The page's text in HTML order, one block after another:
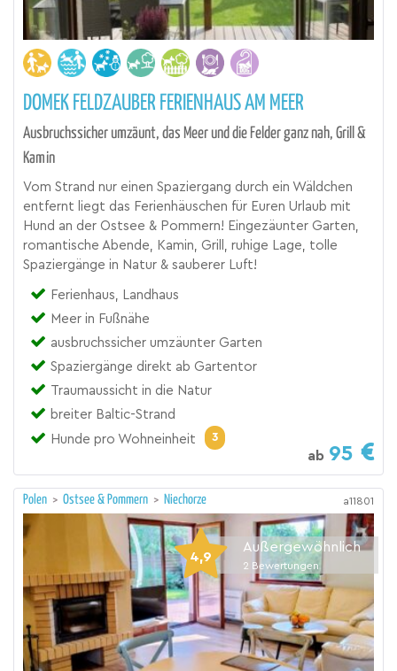
DOMEK FELDZAUBER FERIENHAUS AM MEER
Ausbruchssicher umzäunt, das Meer und die Felder ganz nah, Grill &
Kamin
Vom Strand nur einen Spaziergang durch ein Wäldchen
entfernt liegt das Ferienhäuschen für Euren Urlaub mit
Hund an der Ostsee & Pommern! Eingezäunter Garten,
romantische Abende, Kamin, Grill, ruhige Lage, tolle
Spaziergänge in Natur & sauberer Luft!
Ferienhaus, Landhaus
Meer in Fußnähe
ausbruchssicher umzäunter Garten
Spaziergänge direkt ab Gartentor
Traumaussicht in die Natur
breiter Baltic-Strand
Hunde pro Wohneinheit
3
ab 95
Polen > Ostsee & Pommern > Niechorze a11801
4,9
Außergewöhnlich
2 Bewertungen